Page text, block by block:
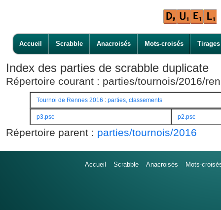
Accueil Scrabble Anacroisés Mots-croisés Tirages
Index des parties de scrabble duplicate
Répertoire courant : parties/tournois/2016/
Tournoi de Rennes 2016 : parties, classements
p3.psc p2.psc
Répertoire parent : parties/tournois/2016
Accueil Scrabble Anacroisés Mots-